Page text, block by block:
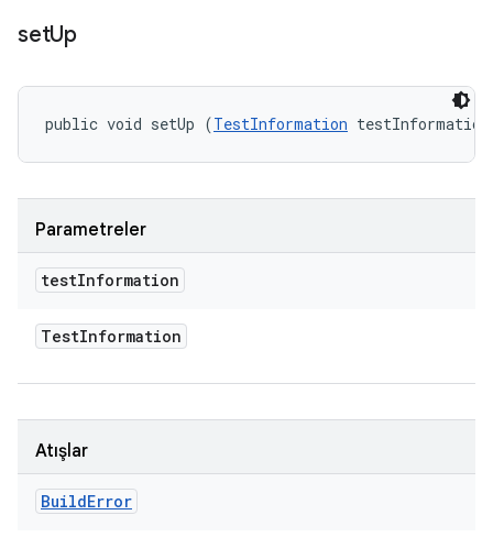
setUp
public void setUp (TestInformation
Parametreler
testInformation
TestInformation
Atışlar
BuildError